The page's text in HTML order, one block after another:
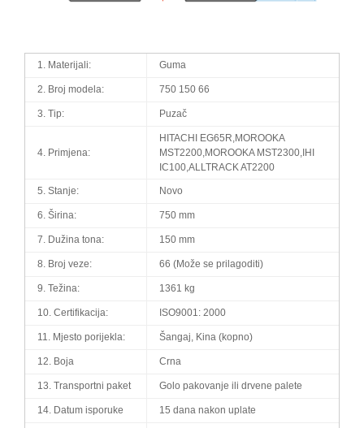
1. Materijali: Guma
2. Broj modela: 750 150 66
3. Tip: Puzač
4. Primjena:
HITACHI EG65R,MOROOKA
MST2200,MOROOKA MST2300,IHI
IC100,ALLTRACK AT2200
5. Stanje: Novo
6. Širina: 750 mm
7. Dužina tona: 150 mm
8. Broj veze: 66 (Može se prilagoditi)
9. Težina: 1361 kg
10. Certifikacija: ISO9001: 2000
11. Mjesto porijekla: Šangaj, Kina (kopno)
12. Boja Crna
13. Transportni paket Golo pakovanje ili drvene palete
14. Datum isporuke 15 dana nakon uplate